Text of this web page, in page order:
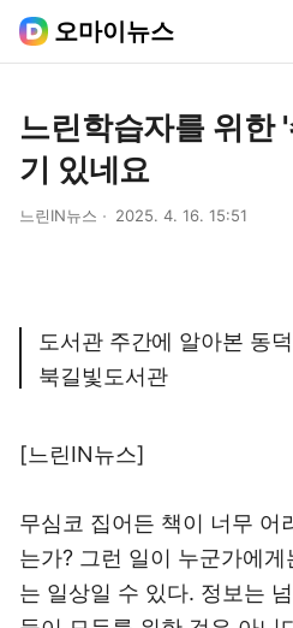
오마이뉴스
느린학습자를 위한
기 있네요
느린IN뉴스 2025. 4. 16. 15:51
도서관 주간에 알아본 동
북길빛도서관
[느린IN뉴스]
무심코 집어든 책이 너무 어
는가? 그런 일이 누군가에
는 일상일 수 있다. 정보는